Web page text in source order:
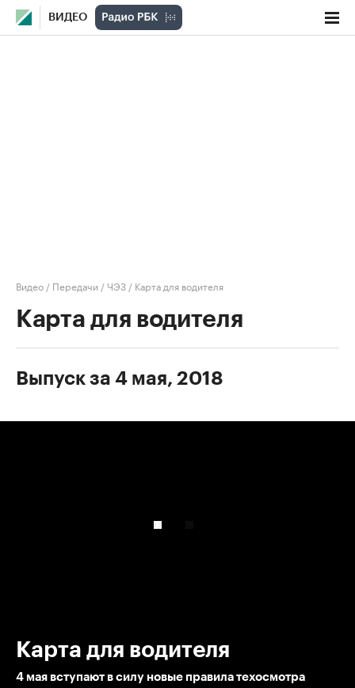
ВИДЕО
Видео / Передачи /ЧЭЗ / Карта для водителя
Карта для водителя
Выпуск за 4 мая, 2018
Карта для водителя
4 мая вступают в силу новые правила техосмотра